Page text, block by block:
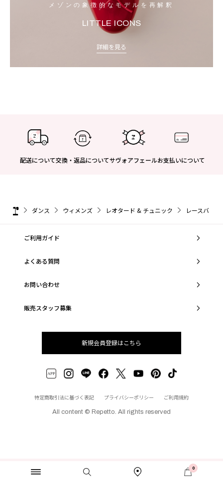
0
メゾンの象徴的なモデルを再解釈
LITTLE ICONS
詳細を見る
配送について交換・返品についてサヴォアフェールお支払いについて
ダンス ウィメンズ レオタード & チュニック レースバッ
ご利用ガイド
よくある質問
お問い合わせ
販売スタッフ募集
新規会員登録はこちら
特定商取引法に基づく表記 プライバシーポリシー ご利用規約
All content © Repetto. All rights reserved